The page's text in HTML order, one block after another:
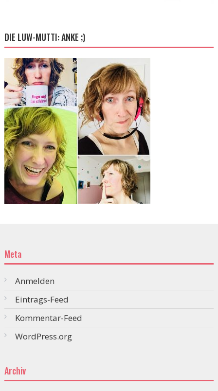
DIE LUW-MUTTI: ANKE ;)
Meta
Anmelden
Eintrags-Feed
Kommentar-Feed
WordPress.org
Archiv